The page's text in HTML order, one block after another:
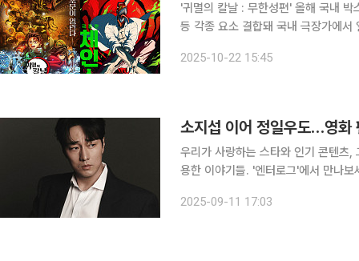
'귀멸의 칼날 : 무한성편' 올해 국내
등 각종 요소 결합돼 국내 극장가에서 일본 애니메이션의 흥행세가 심상치 않다. '귀멸의 칼날 : 무한
명)의 기록을 곧 넘어설 전망이다. 지
2025-10-22 15:45
소지섭 이어 정일우도…영화
우리가 사랑하는 스타와 인기 콘텐츠
용한 이야기들. '엔터로그'에서 만나보세요. 요즘 영화 팬들 사이에서 '보은' 총공(총공
이 벌어지고 있습니다. 방법은 간단합
2025-09-11 17:03